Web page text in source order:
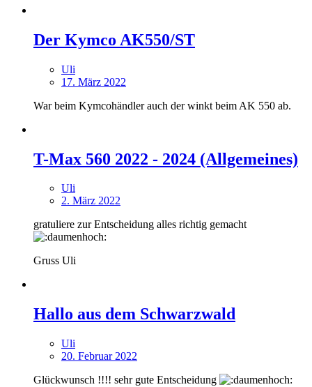
Der Kymco AK550/ST
Uli
17. März 2022
War beim Kymcohändler auch der winkt beim AK 550 ab.
T-Max 560 2022 - 2024 (Allgemeines)
Uli
2. März 2022
gratuliere zur Entscheidung alles richtig gemacht
Gruss Uli
Hallo aus dem Schwarzwald
Uli
20. Februar 2022
Glückwunsch !!!! sehr gute Entscheidung